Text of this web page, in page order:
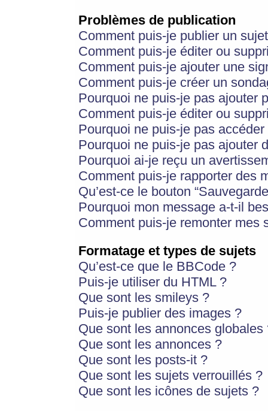
Problèmes de publication
Comment puis-je publier un
Comment puis-je éditer ou
Comment puis-je ajouter une
Comment puis-je créer un
Pourquoi ne puis-je pas ajouter
Comment puis-je éditer ou
Pourquoi ne puis-je pas
Pourquoi ne puis-je pas ajouter
Pourquoi ai-je reçu un
Comment puis-je rapporter des
Qu’est-ce le bouton
Pourquoi mon message a-t-il
Comment puis-je remonter mes
Formatage et types de sujets
Qu’est-ce que le BBCode ?
Puis-je utiliser du HTML ?
Que sont les smileys ?
Puis-je publier des images ?
Que sont les annonces globales
Que sont les annonces ?
Que sont les posts-it ?
Que sont les sujets verrouillés ?
Que sont les icônes de sujets ?